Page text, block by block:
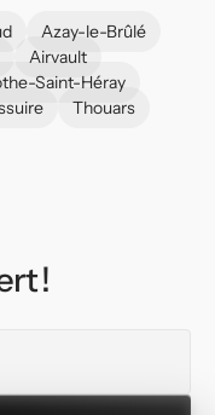
Azay-le-Brûlé
Airvault
Saint-Héray
Thouars
!